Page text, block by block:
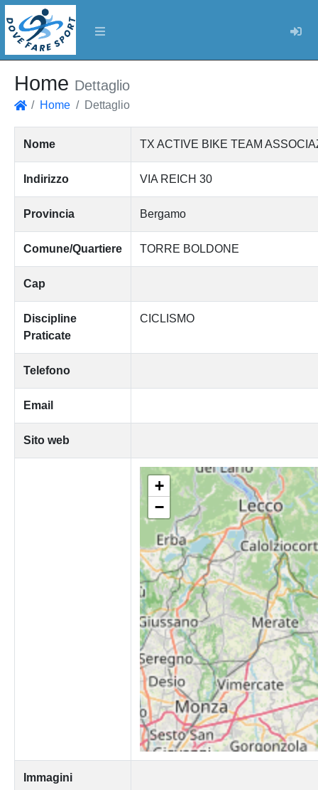
Home Dettaglio
Home Dettaglio
Nome TX ACTIVE BIKE TEAM
Indirizzo VIA REICH 30
Provincia Bergamo
Comune/Quartiere TORRE BOLDONE
Cap
Discipline
Praticate
CICLISMO
Telefono
Email
Sito web
+
−
Immagini